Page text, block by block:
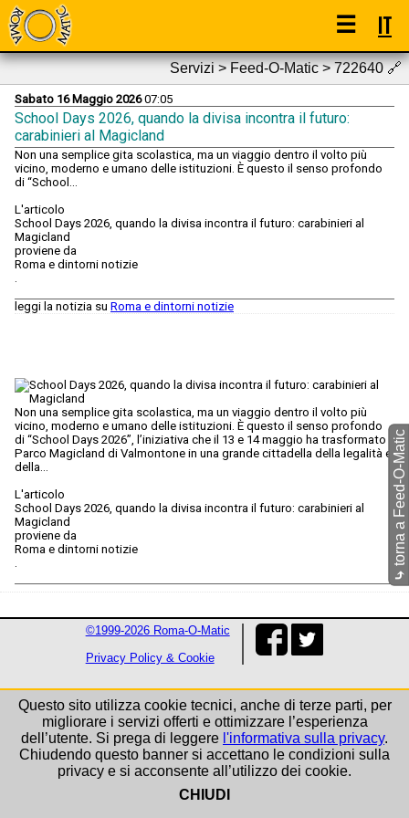
☰ IT
Servizi > Feed-O-Matic > 722640🔗
Sabato 16 Maggio 202607:05
School Days 2026, quando la divisa incontra il futuro:
carabinieri al Magicland
Non una semplice gita scolastica, ma un viaggio dentro il volto più
vicino, moderno e umano delle istituzioni. È questo il senso profondo
di “School...
L'articolo
School Days 2026, quando la divisa incontra il futuro: carabinieri al
Magicland
proviene da
Roma e dintorni notizie
.
leggi la notizia su Roma e dintorni notizie
Non una semplice gita scolastica, ma un viaggio dentro il volto più
vicino, moderno e umano delle istituzioni. È questo il senso profondo
di “School Days 2026”, l’iniziativa che il 13 e 14 maggio ha trasformato il
Parco Magicland di Valmontone in una grande cittadella della legalità e
della…
L'articolo
School Days 2026, quando la divisa incontra il futuro: carabinieri al
Magicland
proviene da
Roma e dintorni notizie
.
⤷
torna a Feed-O-Matic
©1999-2026 Roma-O-Matic
Privacy Policy & Cookie
Questo sito utilizza cookie tecnici, anche di terze parti, per
migliorare i servizi offerti e ottimizzare l’esperienza
dell’utente. Si prega di leggere l'informativa sulla privacy.
Chiudendo questo banner si accettano le condizioni sulla
privacy e si acconsente all’utilizzo dei cookie.
CHIUDI